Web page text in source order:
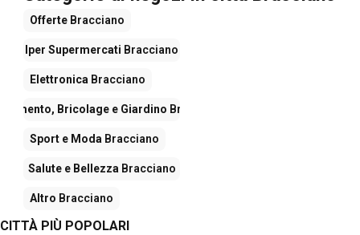
Offerte Bracciano
Iper Supermercati Bracciano
Elettronica Bracciano
Bricolage e Giardino Bracciano
Sport e Moda Bracciano
Salute e Bellezza Bracciano
Altro Bracciano
CITTÀ PIÙ POPOLARI